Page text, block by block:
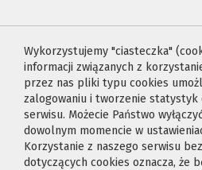
Wykorzystujemy "ciasteczka"
informacji związanych z
przez nas pliki typu cookies
zalogowaniu i tworzenie
serwisu. Możecie Państwo
dowolnym momencie w
Korzystanie z naszego serwisu
dotyczących cookies oznacza, że